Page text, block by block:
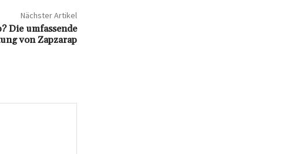
Nächster Artikel
Die umfassende
von Zapzarap